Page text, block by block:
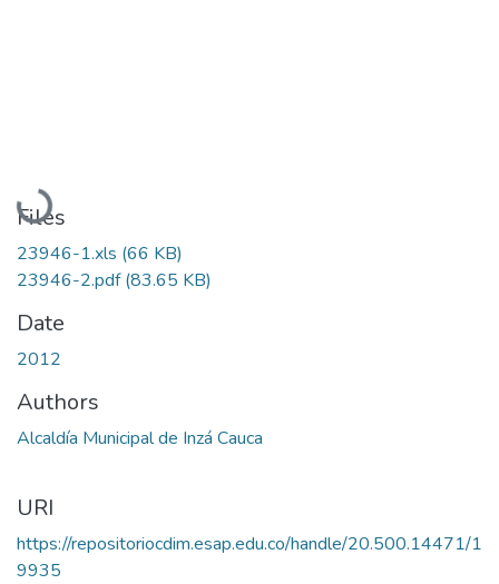
Loading...
Files
23946-1.xls (66 KB)
23946-2.pdf(83.65 KB)
Date
2012
Authors
Alcaldía Municipal de Inzá Cauca
URI
https://repositoriocdim.esap.edu.co/handle/20.500.14471/1
9935